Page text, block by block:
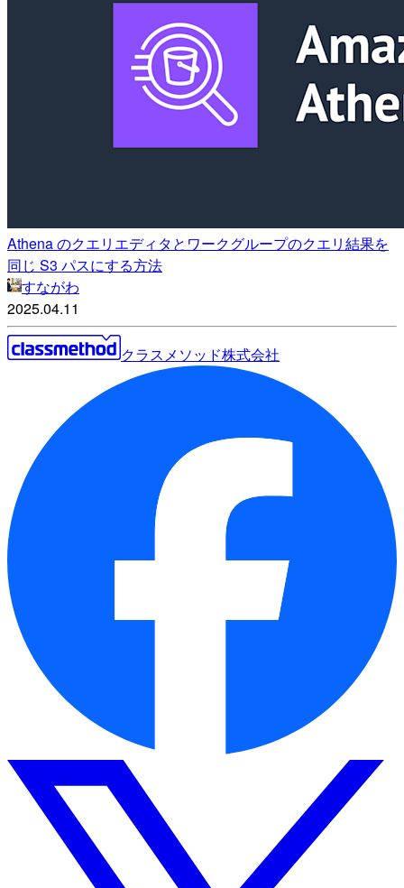
Athena のクエリエディタとワークグループのクエリ結果を
同じ S3 パスにする方法
すながわ
2025.04.11
クラスメソッド株式会社